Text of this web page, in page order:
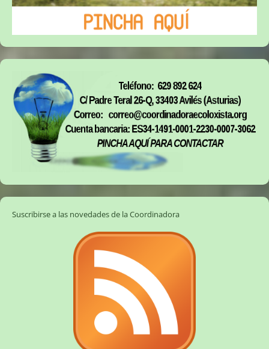
Suscribirse a las novedades de la Coordinadora